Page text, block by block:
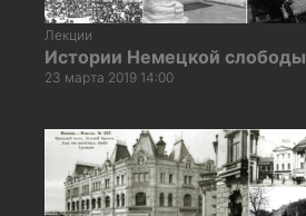
Лекции
Истории Немецкой слободы
23 марта 2019 14:00